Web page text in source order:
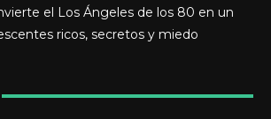
el Los Ángeles de los 80 en un
ricos, secretos y miedo